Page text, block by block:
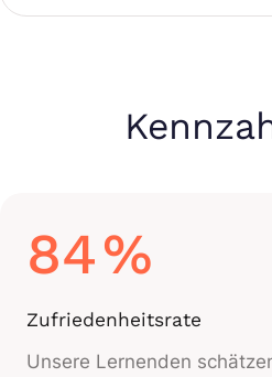
84%
Zufriedenheitsrate
Unsere Lernenden